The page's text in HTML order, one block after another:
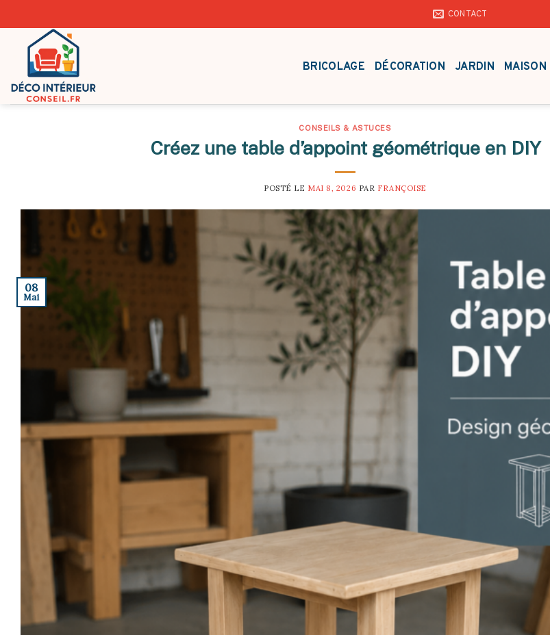
to
content
CONTACT
BRICOLAGE DÉCORATION JARDIN MAISON
CONSEILS & ASTUCES
Créez une table d’appoint géométrique en DIY
POSTÉ LE MAI 8, 2026 PAR FRANÇOISE
08
Mai